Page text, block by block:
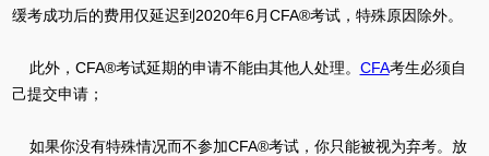
缓考成功后的费用仅延迟到2020年6月CFA®考试，特殊原因除外。
此外，CFA®考试延期的申请不能由其他人处理。 CFA考生必须自
己提交申请；
如果你没有特殊情况而不参加CFA®考试，你只能被视为弃考。放